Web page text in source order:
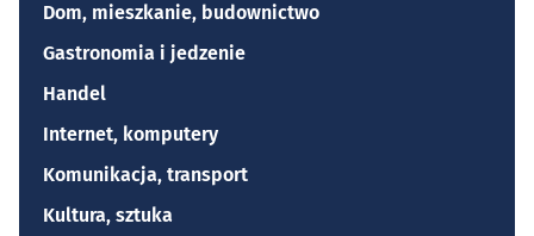
Dom, mieszkanie, budownictwo
Gastronomia i jedzenie
Handel
Internet, komputery
Komunikacja, transport
Kultura, sztuka